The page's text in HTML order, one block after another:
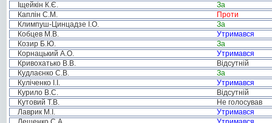
Іщейкін К.Є.
За
Каплін С.М.
Проти
Климпуш-Цинцадзе І.О.
За
Кобцев М.В.
Утримався
Козир Б.Ю.
За
Корнацький А.О.
Утримався
Кривохатько В.В.
Відсутній
Кудлаєнко С.В.
За
Куліченко І.І.
Утримався
Курило В.С.
Відсутній
Кутовий Т.В.
Не голосував
Лаврик М.І.
Утримався